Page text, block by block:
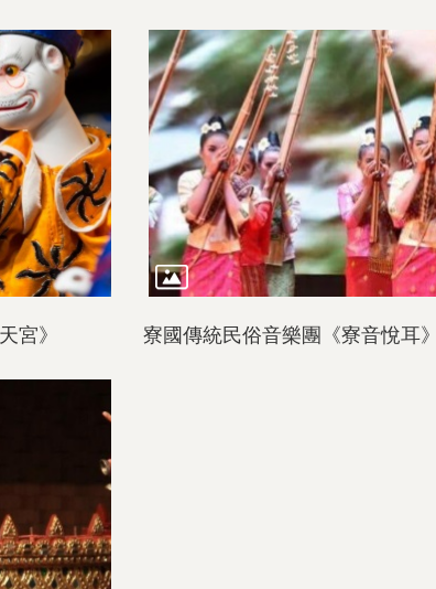
宮》 寮國傳統民俗音樂團《寮音悅耳